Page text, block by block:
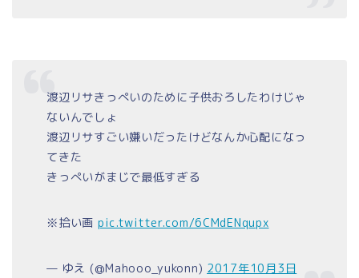
渡辺リサきっぺいのために子供おろしたわけじゃ
ないんでしょ
渡辺リサすごい嫌いだったけどなんか心配になっ
てきた
きっぺいがまじで最低すぎる
※拾い画 pic.twitter.com/6CMdENqupx
— ゆえ (@Mahooo_yukonn) 2017年10月3日